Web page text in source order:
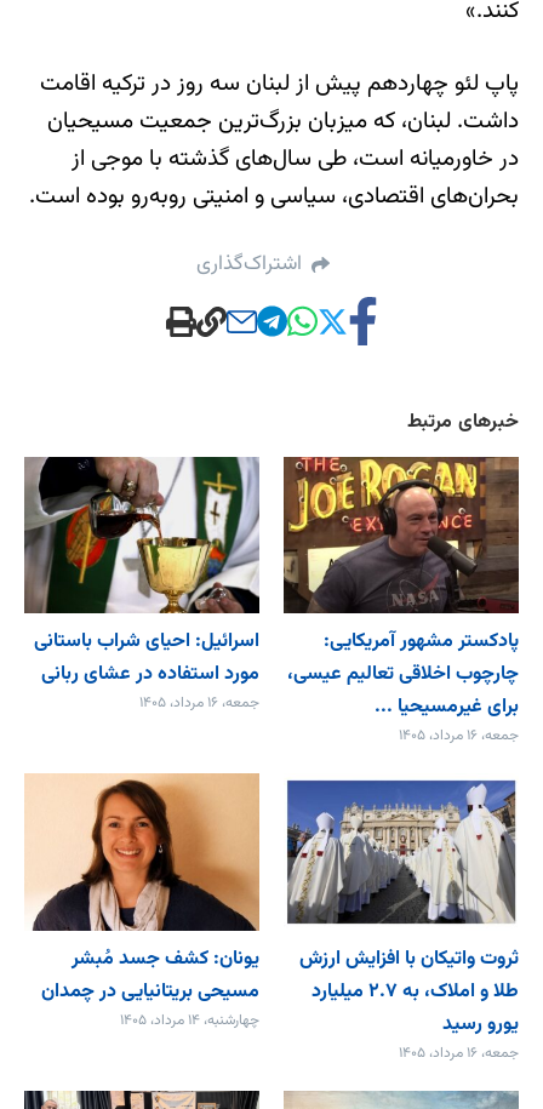
کنند.»
پاپ لئو چهاردهم پیش از لبنان سه روز در ترکیه اقامت
داشت. لبنان، که میزبان بزرگ‌ترین جمعیت مسیحیان
در خاورمیانه است، طی سال‌های گذشته با موجی از
بحران‌های اقتصادی، سیاسی و امنیتی روبه‌رو بوده است.
اشتراک‌گذاری
خبرهای مرتبط
پادکستر مشهور آمریکایی:
چارچوب اخلاقی تعالیم عیسی،
برای غیرمسیحیا ...
جمعه، ۱۶ مرداد، ۱۴۰۵
اسرائیل: احیای شراب باستانی
مورد استفاده در عشای ربانی
جمعه، ۱۶ مرداد، ۱۴۰۵
ثروت واتیکان با افزایش ارزش
طلا و املاک، به ۲.۷ میلیارد
یورو رسید
جمعه، ۱۶ مرداد، ۱۴۰۵
یونان: کشف جسد مُبشر
مسیحی بریتانیایی در چمدان
چهارشنبه، ۱۴ مرداد، ۱۴۰۵